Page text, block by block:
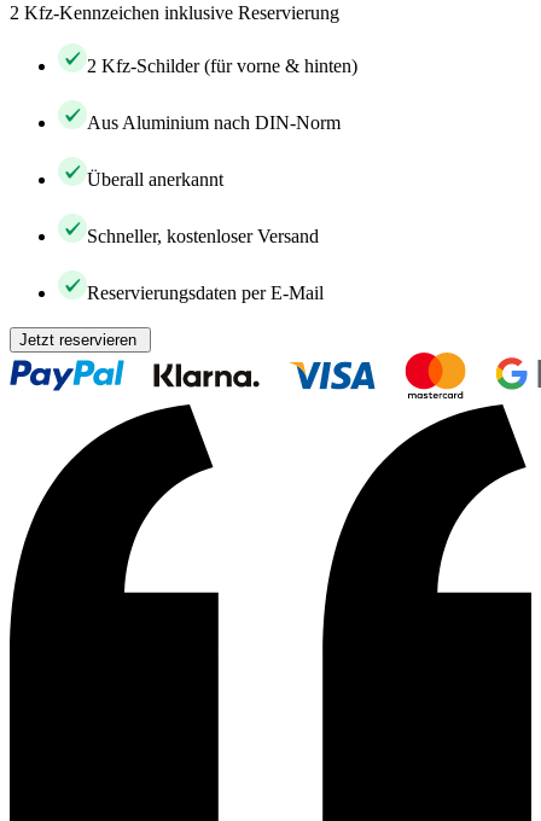
2 Kfz-Kennzeichen inklusive Reservierung
2 Kfz-Schilder (für vorne & hinten)
Aus Aluminium nach DIN-Norm
Überall anerkannt
Schneller, kostenloser Versand
Reservierungsdaten per E-Mail
Jetzt reservieren